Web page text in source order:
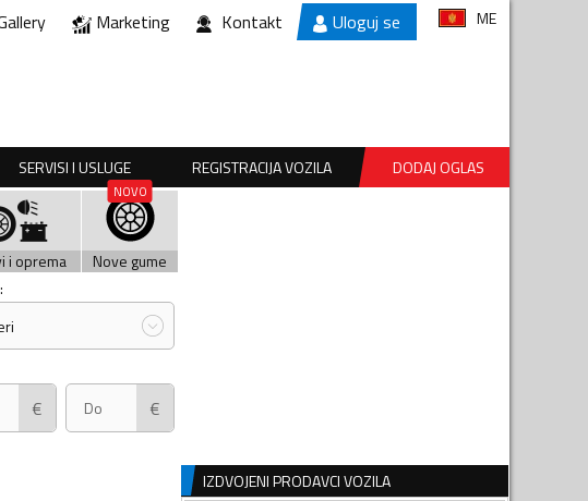
Marketing Kontakt Uloguj se ME
SERVISI I USLUGE REGISTRACIJA VOZILA DODAJ OGLAS
i oprema
Nove gume
€ €
IZDVOJENI PRODAVCI VOZILA